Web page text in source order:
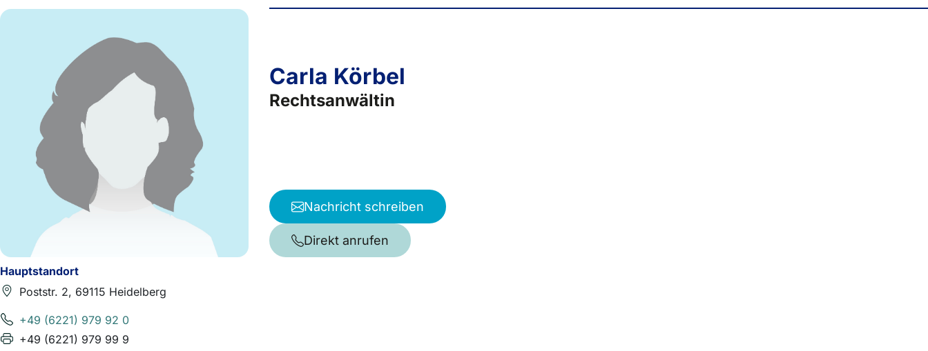
Hauptstandort
Poststr. 2, 69115 Heidelberg
+49 (6221) 979 92 0
+49 (6221) 979 99 9
Carla Körbel
Rechtsanwältin
Nachricht schreiben
Direkt anrufen